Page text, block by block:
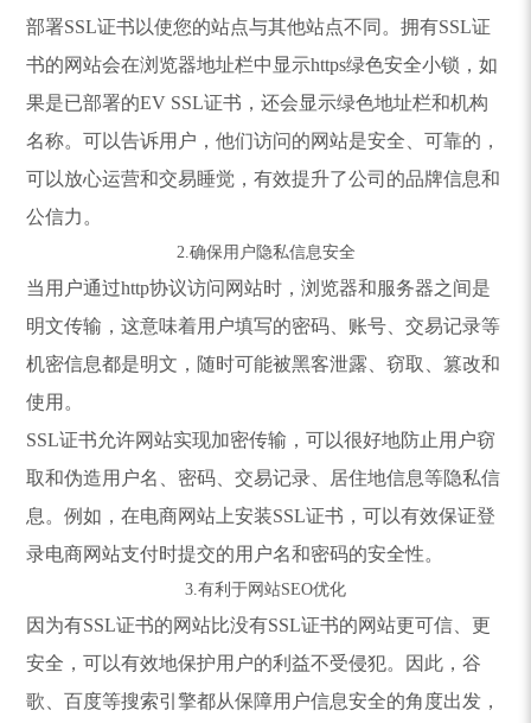
部署SSL证书以使您的站点与其他站点不同。拥有SSL证
书的网站会在浏览器地址栏中显示https绿色安全小锁，如
果是已部署的EV SSL证书，还会显示绿色地址栏和机构
名称。可以告诉用户，他们访问的网站是安全、可靠的，
可以放心运营和交易睡觉，有效提升了公司的品牌信息和
公信力。
2.确保用户隐私信息安全
当用户通过http协议访问网站时，浏览器和服务器之间是
明文传输，这意味着用户填写的密码、账号、交易记录等
机密信息都是明文，随时可能被黑客泄露、窃取、篡改和
使用。
SSL证书允许网站实现加密传输，可以很好地防止用户窃
取和伪造用户名、密码、交易记录、居住地信息等隐私信
息。例如，在电商网站上安装SSL证书，可以有效保证登
录电商网站支付时提交的用户名和密码的安全性。
3.有利于网站SEO优化
因为有SSL证书的网站比没有SSL证书的网站更可信、更
安全，可以有效地保护用户的利益不受侵犯。因此，谷
歌、百度等搜索引擎都从保障用户信息安全的角度出发，